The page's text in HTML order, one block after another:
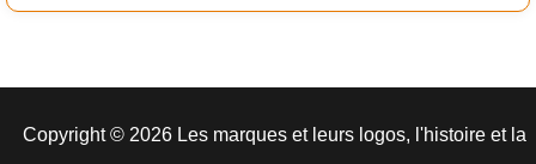
Copyright © 2026 Les marques et leurs logos, l'histoire et la